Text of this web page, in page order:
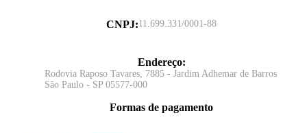
CNPJ:11.699.331/0001-88
Endereço:
Rodovia Raposo Tavares, 7885 - Jardim Adhemar de Barros
São Paulo - SP 05577-000
Formas de pagamento